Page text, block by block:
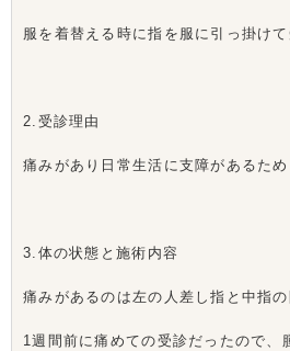
服を着替える時に指を服に引っ掛けて
2.受診理由
痛みがあり日常生活に支障があるため
3.体の状態と施術内容
痛みがあるのは左の人差し指と中指の
1週間前に痛めての受診だったので、